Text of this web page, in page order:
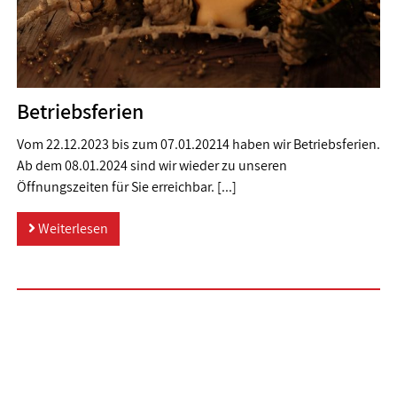
Betriebsferien
Vom 22.12.2023 bis zum 07.01.20214 haben wir Betriebsferien.
Ab dem 08.01.2024 sind wir wieder zu unseren
Öffnungszeiten für Sie erreichbar. [...]
Weiterlesen